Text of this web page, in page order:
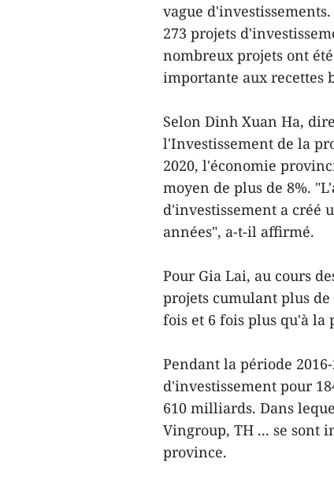
vague
273 projets
nombreux projets ont
importante aux recettes
Selon Dinh Xuan Ha,
l'Investissement de la
2020, l'économie
moyen de plus de 8%.
d'investissement a créé
années", a-t-il affirmé.
Pour Gia Lai, au cours
projets cumulant plus
fois et 6 fois plus qu'à la
Pendant la période
d'investissement pour
610 milliards. Dans
Vingroup, TH ... se sont
province.